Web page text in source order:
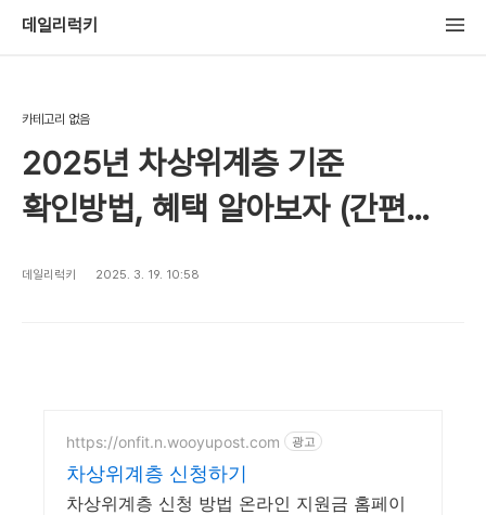
데일리럭키
카테고리 없음
2025년 차상위계층 기준
확인방법, 혜택 알아보자 (간편
데일리럭키 2025. 3. 19. 10:58
https://onfit.n.wooyupost.com 광고
차상위계층 신청하기
차상위계층 신청 방법 온라인 지원금 홈페이